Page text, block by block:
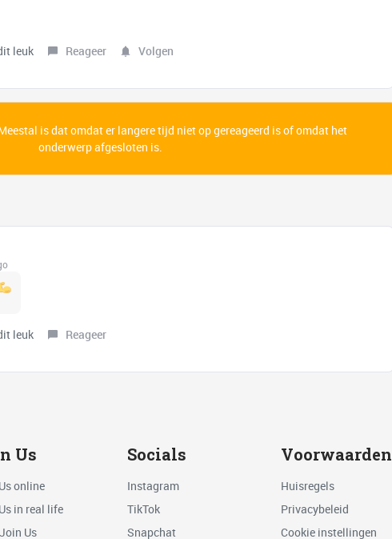
leuk Reageer Volgen
is dat omdat er langere tijd niet op gereageerd is of omdat het
onderwerp afgesloten is.
leuk Reageer
Us
online
in real life
Us
Socials
Instagram
TikTok
Snapchat
Voorwaarden
Huisregels
Privacybeleid
Cookie instellingen